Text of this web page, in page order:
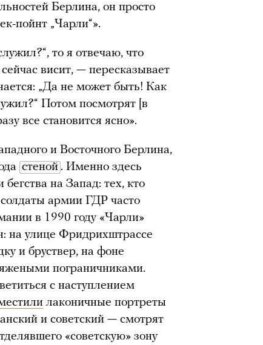
Берлина, он просто
пойнт „Чарли“».
то я отвечаю, что
висит, — пересказывает
„Да не может быть! Как
Потом посмотрят [в
все становится ясно».
и Восточного Берлина,
стеной . Именно здесь
на Запад: тех, кто
армии ГДР часто
в 1990 году «Чарли»
на улице Фридрихштрассе
и бруствер, на фоне
пограничниками.
с наступлением
лаконичные портреты
и советский — смотрят
«советскую» зону